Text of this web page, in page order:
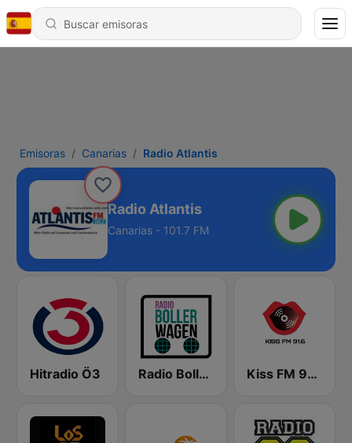
Emisoras Canarias Radio Atlantis
Radio Atlantis
Canarias - 101.7 FM
Hitradio Ö3 Radio Bollerwagen Kiss FM 91.6